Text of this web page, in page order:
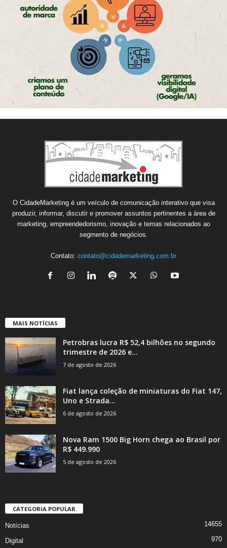
O CidadeMarketing é um veículo de comunicação interativo que visa
produzir, informar, discutir e promover assuntos pertinentes a área de
marketing, empreendedorismo, inovação e temas relacionados ao
segmento de negócios.
Contato: contato@cidademarketing.com.br
MAIS NOTÍCIAS
Petrobras lucra R$ 52,4 bilhões no segundo
trimestre de 2026 e...
7 de agosto de 2026
Fiat lança coleção de miniaturas do Fiat 147,
Uno e Strada...
6 de agosto de 2026
Nova Ram 1500 Big Horn chega ao Brasil por
R$ 449.990
5 de agosto de 2026
CATEGORIA POPULAR
Notícias 14655
Digital 970